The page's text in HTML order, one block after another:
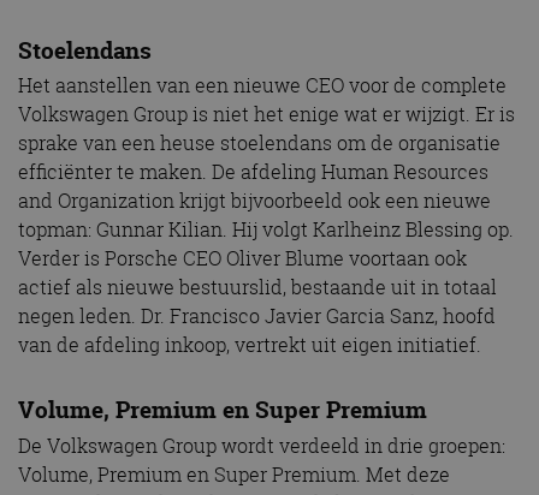
Stoelendans
Het aanstellen van een nieuwe CEO voor de complete
Volkswagen Group is niet het enige wat er wijzigt. Er is
sprake van een heuse stoelendans om de organisatie
efficiënter te maken. De afdeling Human Resources
and Organization krijgt bijvoorbeeld ook een nieuwe
topman: Gunnar Kilian. Hij volgt Karlheinz Blessing op.
Verder is Porsche CEO Oliver Blume voortaan ook
actief als nieuwe bestuurslid, bestaande uit in totaal
negen leden. Dr. Francisco Javier Garcia Sanz, hoofd
van de afdeling inkoop, vertrekt uit eigen initiatief.
Volume, Premium en Super Premium
De Volkswagen Group wordt verdeeld in drie groepen:
Volume, Premium en Super Premium. Met deze